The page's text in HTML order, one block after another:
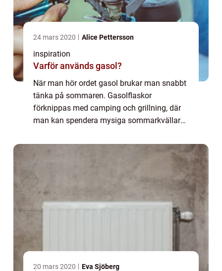
24 mars 2020 Alice Pettersson
inspiration
Varför används gasol?
När man hör ordet gasol brukar man snabbt
tänka på sommaren. Gasolflaskor
förknippas med camping och grillning, där
man kan spendera mysiga sommarkvällar
faktiskt till my...
20 mars 2020 Eva Sjöberg